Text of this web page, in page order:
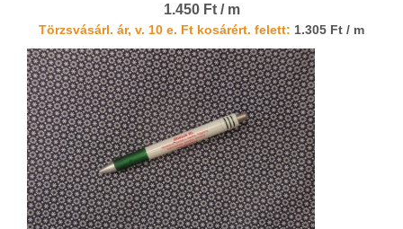
1.450 Ft / m
Törzsvásárl. ár, v. 10 e. Ft kosárért. felett: 1.305 Ft / m